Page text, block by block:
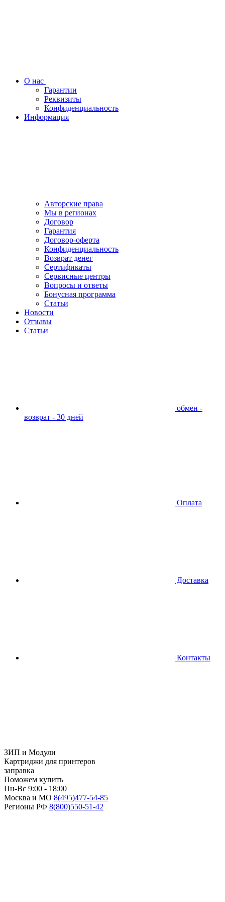
О нас
Гарантии
Реквизиты
Конфиденциальность
Информация
Авторские права
Мы в регионах
Договор
Гарантия
Договор-оферта
Конфиденциальность
Возврат денег
Сертификаты
Сервисные центры
Вопросы и ответы
Бонусная программа
Статьи
Новости
Отзывы
Статьи
обмен -
возврат - 30 дней
Оплата
Доставка
Контакты
ЗИП и Модули
Картриджи для принтеров
заправка
Поможем купить
Пн-Вс 9:00 - 18:00
Москва и МО 8(495)477-54-85
Регионы РФ 8(800)550-51-42